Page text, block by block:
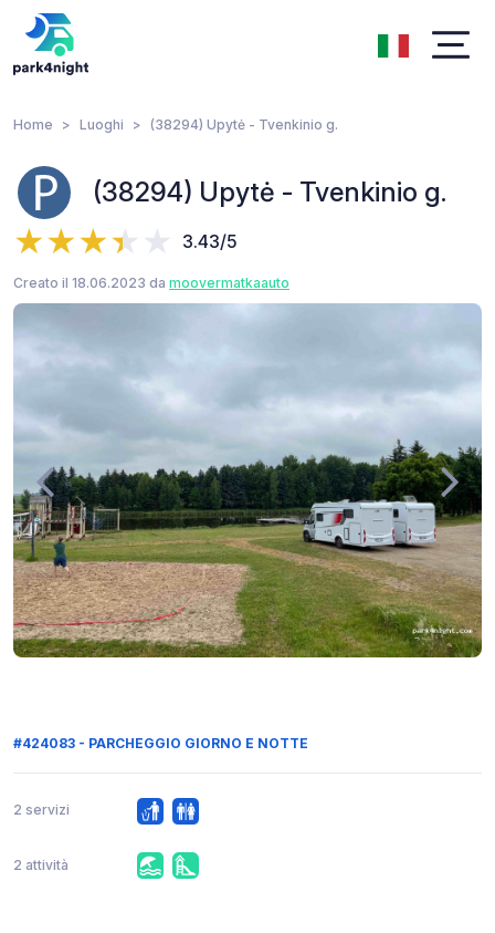
Home Luoghi (38294) Upytė - Tvenkinio g.
(38294) Upytė - Tvenkinio g.
3.43/5
Creato il 18.06.2023 da moovermatkaauto
#424083 - PARCHEGGIO GIORNO E NOTTE
2 servizi
2 attività